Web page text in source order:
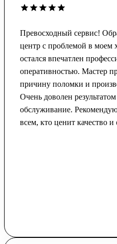
Превосходный сервис!
центр с проблемой в моем
остался впечатлен
оперативностью. Мастер
причину поломки и
Очень доволен
обслуживание.
всем, кто ценит качество и